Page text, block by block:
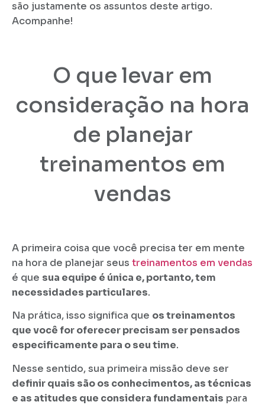
são justamente os assuntos deste artigo.
Acompanhe!
O que levar em
consideração na hora
de planejar
treinamentos em
vendas
A primeira coisa que você precisa ter em mente
na hora de planejar seus treinamentos em vendas
é que sua equipe é única e, portanto, tem
necessidades particulares.
Na prática, isso significa que os treinamentos
que você for oferecer precisam ser pensados
especificamente para o seu time.
Nesse sentido, sua primeira missão deve ser
definir quais são os conhecimentos, as técnicas
e as atitudes que considera fundamentais para